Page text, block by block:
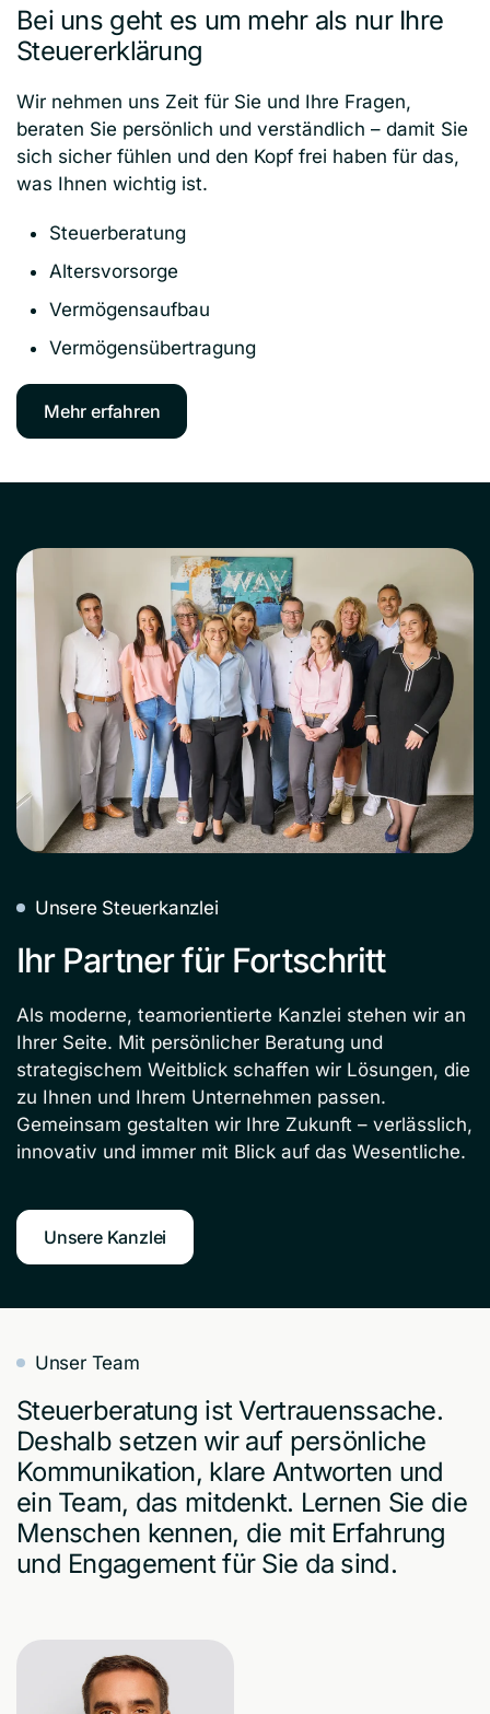
Bei uns geht es um mehrals nur Ihre
Steuererklärung
Wir nehmen uns Zeit für Sie und Ihre Fragen,
beraten Sie persönlich und verständlich – damit Sie
sich sicher fühlen und den Kopf frei haben für das,
was Ihnen wichtig ist.
Steuerberatung
Altersvorsorge
Vermögensaufbau
Vermögensübertragung
Mehr erfahren
Unsere Steuerkanzlei
Ihr Partner für Fortschritt
Als moderne, teamorientierte Kanzlei stehen wir an
Ihrer Seite. Mit persönlicher Beratung und
strategischem Weitblick schaffen wir Lösungen, die
zu Ihnen und Ihrem Unternehmen passen.
Gemeinsam gestalten wir Ihre Zukunft – verlässlich,
innovativ und immer mit Blick auf das Wesentliche.
Unsere Kanzlei
Unser Team
Steuerberatung ist Vertrauenssache.
Deshalb setzen wir auf persönliche
Kommunikation, klare Antworten und
ein Team, das mitdenkt. Lernen Sie die
Menschen kennen, die mit Erfahrung
und Engagement für Sie da sind.